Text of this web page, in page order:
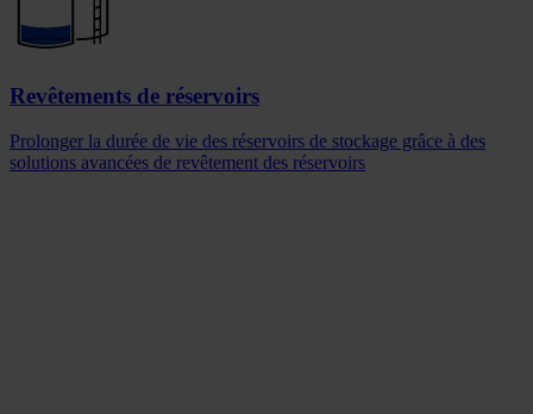
Revêtements de réservoirs
Prolonger la durée de vie des réservoirs de stockage grâce à des
solutions avancées de revêtement des réservoirs